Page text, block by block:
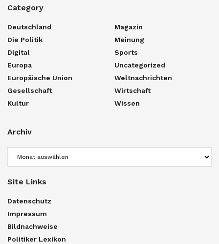
Category
Deutschland
Die Politik
Digital
Europa
Europäische Union
Gesellschaft
Kultur
Magazin
Meinung
Sports
Uncategorized
Weltnachrichten
Wirtschaft
Wissen
Archiv
Site Links
Datenschutz
Impressum
Bildnachweise
Politiker Lexikon